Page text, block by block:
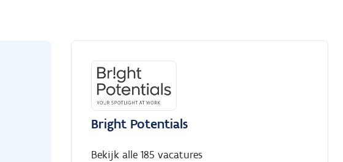
Bright Potentials
Bekijk alle 185 vacatures